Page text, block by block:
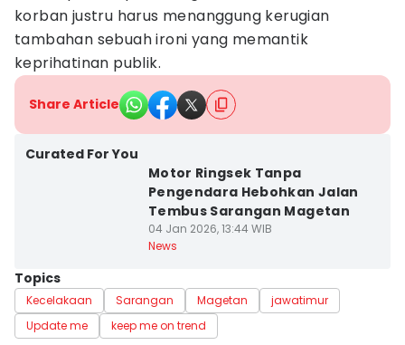
korban justru harus menanggung kerugian
tambahan sebuah ironi yang memantik
keprihatinan publik.
Share Article
Curated For You
Motor Ringsek Tanpa
Pengendara Hebohkan Jalan
Tembus Sarangan Magetan
04 Jan 2026, 13:44 WIB
News
Topics
Kecelakaan Sarangan Magetan
jawatimur
Update me
keep me on trend